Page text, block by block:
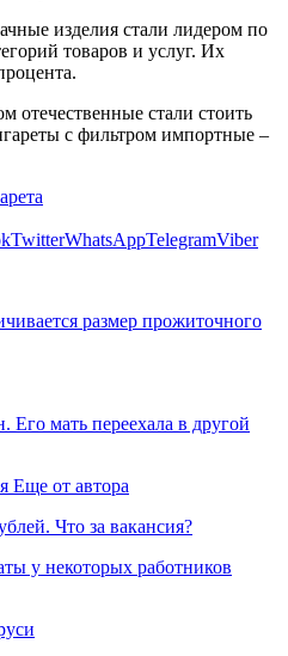
изделия стали лидером по
товаров и услуг. Их
отечественные стали стоить
с фильтром импортные –
TwitterWhatsAppTelegramViber
размер прожиточного
мать переехала в другой
Еще от автора
Что за вакансия?
у некоторых работников